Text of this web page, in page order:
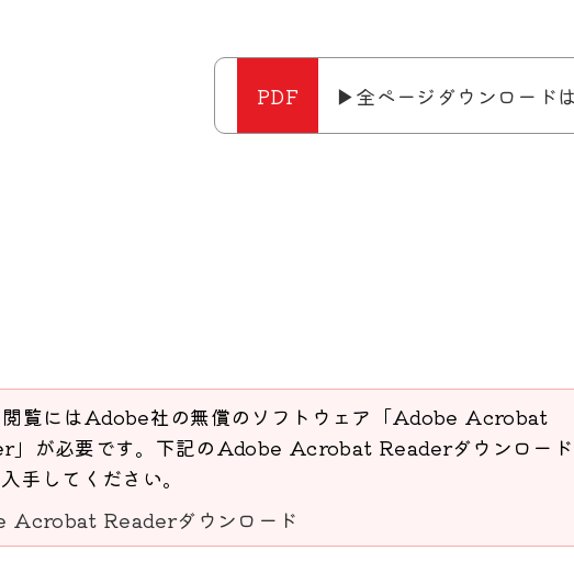
▶全ページダウンロード
覧にはAdobe社の無償のソフトウェア「Adobe Acrobat
」が必要です。下記のAdobe Acrobat Readerダウンロード
手してください。
Acrobat Readerダウンロード